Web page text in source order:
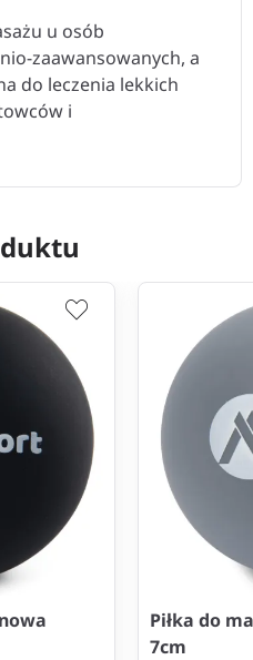
u osób
zaawansowanych, a
do leczenia lekkich
i
Piłka do
7cm